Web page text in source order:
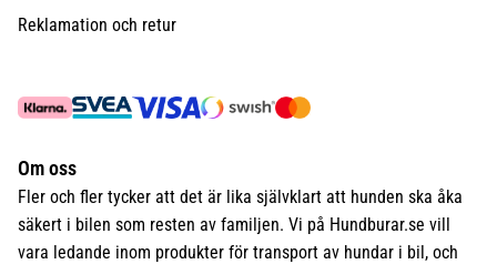
Reklamation och retur
Om oss
Fler och fler tycker att det är lika självklart att hunden ska åka
säkert i bilen som resten av familjen. Vi på Hundburar.se vill
vara ledande inom produkter för transport av hundar i bil, och